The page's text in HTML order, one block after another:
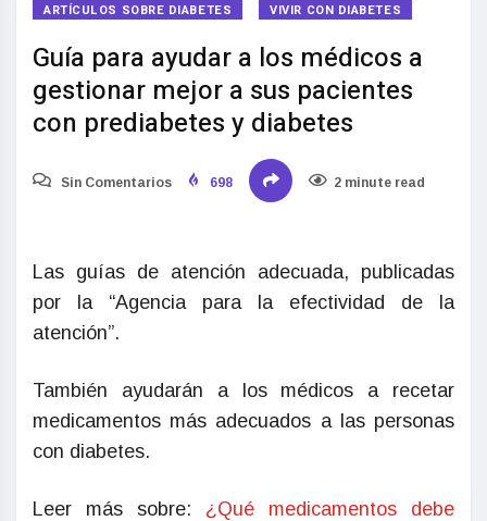
ARTÍCULOS SOBRE DIABETES VIVIR CON DIABETES
Guía para ayudar a los médicos a
gestionar mejor a sus pacientes
con prediabetes y diabetes
Sin Comentarios 698 2 minute read
Las guías de atención adecuada, publicadas
por la “Agencia para la efectividad de la
atención”.
También ayudarán a los médicos a recetar
medicamentos más adecuados a las personas
con diabetes.
Leer más sobre: ¿Qué medicamentos debe